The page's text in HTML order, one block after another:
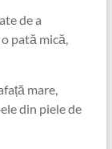
de a
pată mică,
mare,
din piele de